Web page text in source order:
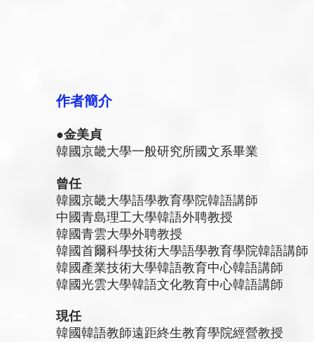
作者簡介
●金美貞
韓國京畿大學一般研究所國文系畢業
曾任
韓國京畿大學語學教育學院韓語講師
中國青島理工大學韓語外聘教授
韓國青雲大學外聘教授
韓國首爾科學技術大學語學教育學院韓語講師
韓國產業技術大學韓語教育中心韓語講師
韓國光雲大學韓語文化教育中心韓語講師
現任
韓國韓語教師遠距終生教育學院經營教授